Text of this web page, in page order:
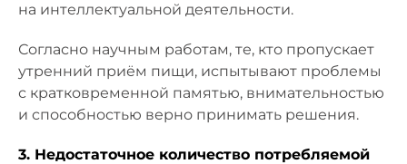
на интеллектуальной деятельности.
Согласно научным работам, те, кто пропускает
утренний приём пищи, испытывают проблемы
с кратковременной памятью, внимательностью
и способностью верно принимать решения.
3. Недостаточное количество потребляемой